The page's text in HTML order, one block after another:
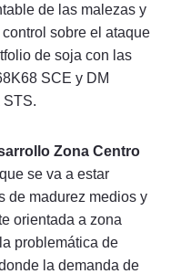
de las malezas y
sobre el ataque
de soja con las
SCE y DM
STS.
Zona Centro
se va a estar
de madurez medios y
orientada a zona
problemática de
la demanda de